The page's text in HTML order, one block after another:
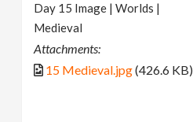
Day 15 Image | Worlds |
Medieval
Attachments:
15 Medieval.jpg(426.6 KB)